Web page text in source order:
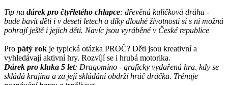
Tip na dárek pro čtyřletého chlapce: dřevěná kuličková dráha -
bude bavit děti i v deseti letech a díky dlouhé životnosti si s ní možná
pohrají ještě i jejich děti. Navíc jsou vyráběné v České republice
Pro pátý rok je typická otázka PROČ? Děti jsou kreativní a
vyhledávají aktivní hry. Rozvíjí se i hrubá motorika.
Dárek pro kluka 5 let: Dragomino - graficky vydařená hra, kdy se
skládá krajina a za její skládání obdrží hráč dráčka. Trénuje